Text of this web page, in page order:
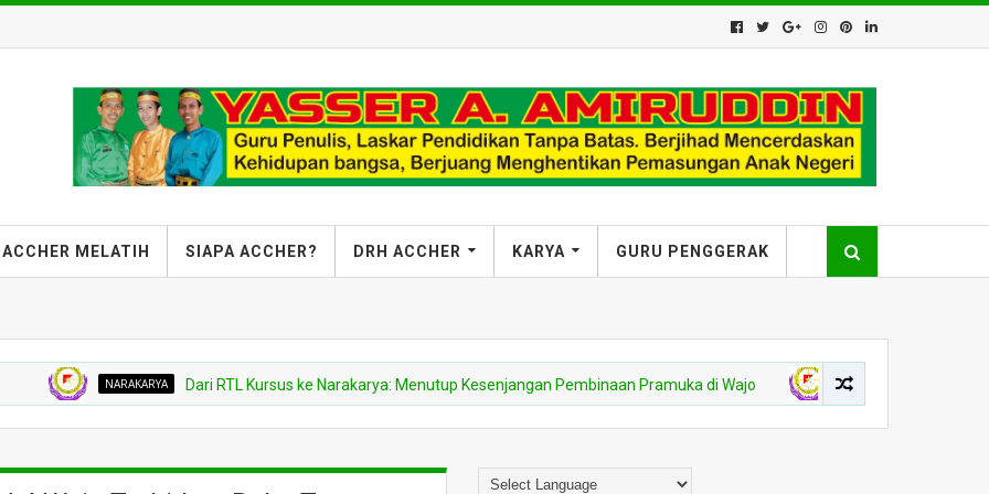
ACCHER MELATIH SIAPA ACCHER? DRH ACCHER KARYA GURU PENGGERAK
NARAKARYA Dari RTL Kursus ke Narakarya: Menutup Kesenjangan Pembinaan Pramuka di Wajo NARAKARYA